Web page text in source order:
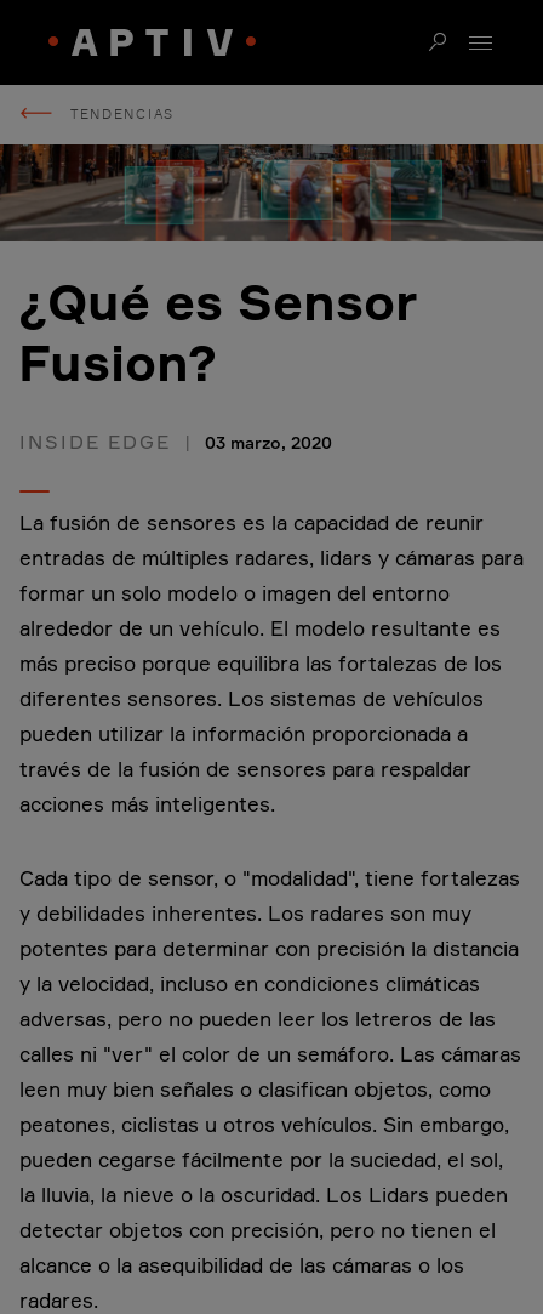
TENDENCIAS
¿Qué es Sensor
Fusion?
INSIDE EDGE 03 marzo, 2020
La fusión de sensores es la capacidad de reunir
entradas de múltiples radares, lidars y cámaras para
formar un solo modelo o imagen del entorno
alrededor de un vehículo. El modelo resultante es
más preciso porque equilibra las fortalezas de los
diferentes sensores. Los sistemas de vehículos
pueden utilizar la información proporcionada a
través de la fusión de sensores para respaldar
acciones más inteligentes.
Cada tipo de sensor, o "modalidad", tiene fortalezas
y debilidades inherentes. Los radares son muy
potentes para determinar con precisión la distancia
y la velocidad, incluso en condiciones climáticas
adversas, pero no pueden leer los letreros de las
calles ni "ver" el color de un semáforo. Las cámaras
leen muy bien señales o clasifican objetos, como
peatones, ciclistas u otros vehículos. Sin embargo,
pueden cegarse fácilmente por la suciedad, el sol,
la lluvia, la nieve o la oscuridad. Los Lidars pueden
detectar objetos con precisión, pero no tienen el
alcance o la asequibilidad de las cámaras o los
radares.